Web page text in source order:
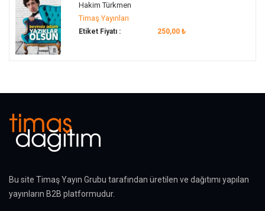
Hakim Türkmen
Timaş Yayınları
Etiket Fiyatı : 250,00 ₺
Bu site Timaş Yayın Grubu tarafından üretilen ve dağıtımı yapılan
yayınların B2B platformudur.